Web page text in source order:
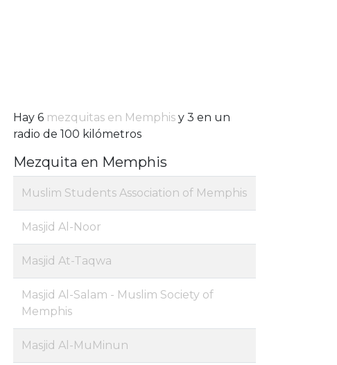
Hay 6 mezquitas en Memphis y 3 en un
radio de 100 kilómetros
Mezquita en Memphis
Muslim Students Association of Memphis
Masjid Al-Noor
Masjid At-Taqwa
Masjid Al-Salam - Muslim Society of
Memphis
Masjid Al-MuMinun